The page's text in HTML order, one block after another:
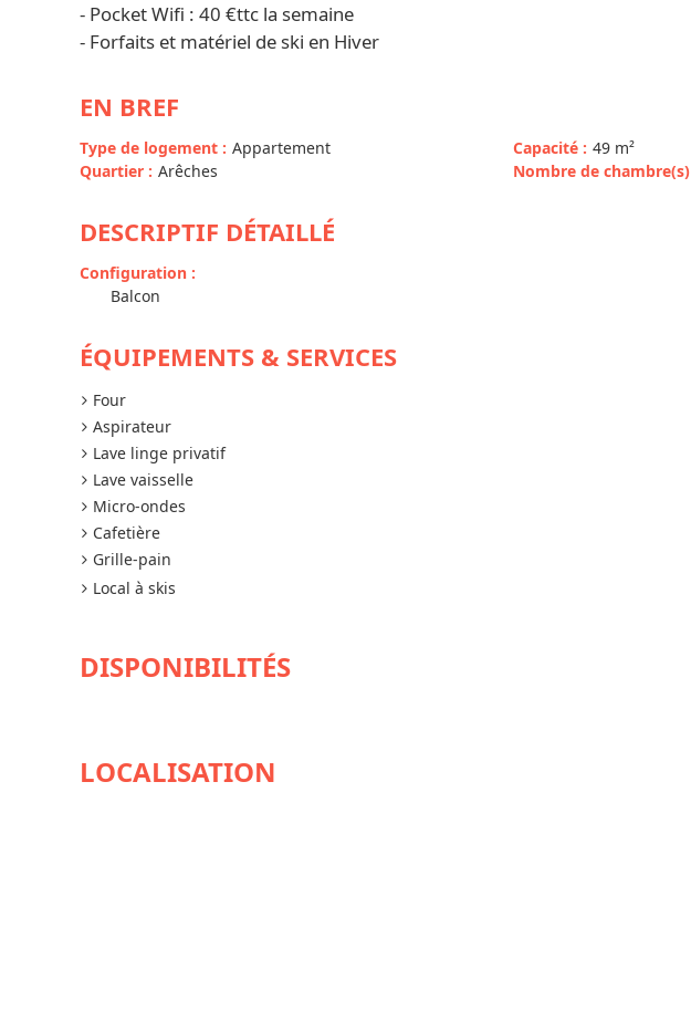
- Pocket Wifi : 40 €ttc la semaine
- Forfaits et matériel de ski en Hiver
EN BREF
Type de logement : Appartement
Quartier : Arêches
Capacité : 49 m²
Nombre de chambre(s)
DESCRIPTIF DÉTAILLÉ
Configuration :
Balcon
ÉQUIPEMENTS & SERVICES
Four
Aspirateur
Lave linge privatif
Lave vaisselle
Micro-ondes
Cafetière
Grille-pain
Local à skis
DISPONIBILITÉS